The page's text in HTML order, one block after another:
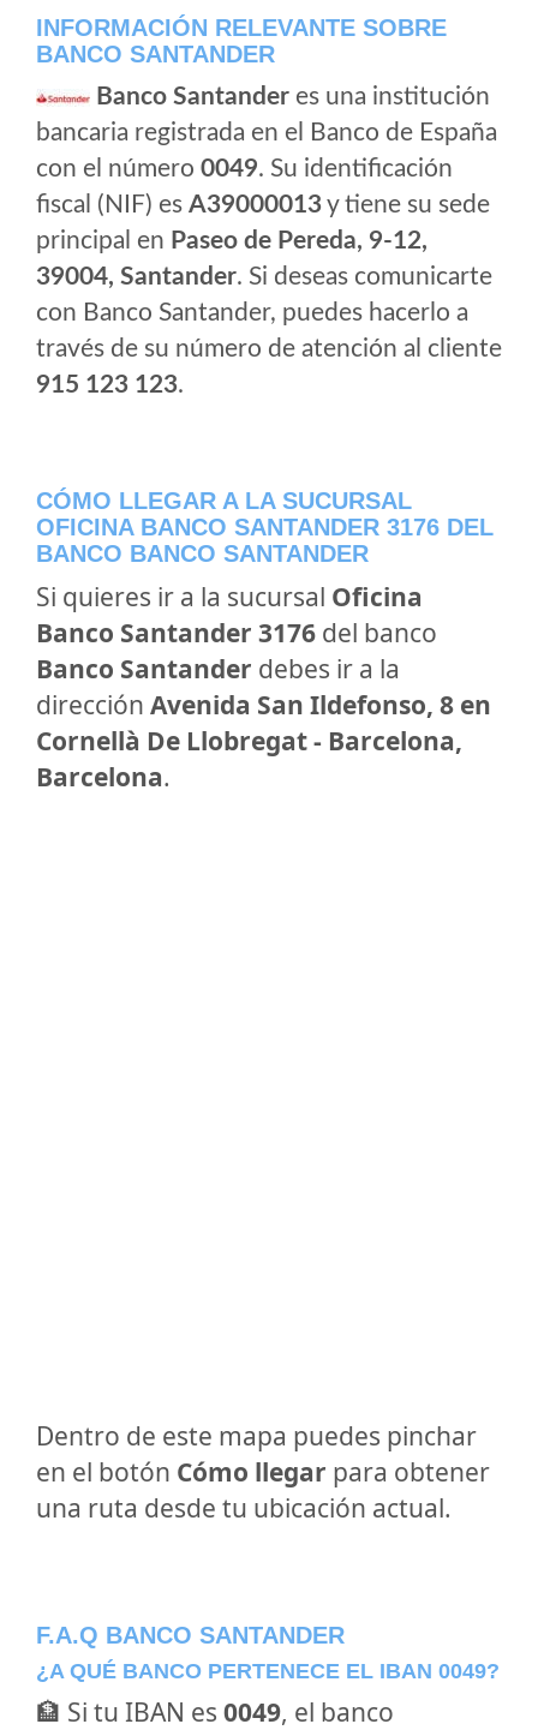
INFORMACIÓN RELEVANTE SOBRE
BANCO SANTANDER
Banco Santander es una institución
bancaria registrada en el Banco de España
con el número 0049. Su identificación
fiscal (NIF) es A39000013y tiene su sede
principal en Paseo de Pereda, 9-12,
39004, Santander. Si deseas comunicarte
con Banco Santander, puedes hacerlo a
través de su número de atención al cliente
915 123 123.
CÓMO LLEGAR A LA SUCURSAL
OFICINA BANCO SANTANDER 3176 DEL
BANCO BANCO SANTANDER
Si quieres ir a la sucursal Oficina
Banco Santander 3176 del banco
Banco Santander debes ir a la
dirección Avenida San Ildefonso, 8 en
Cornellà De Llobregat - Barcelona,
Barcelona.
Dentro de este mapa puedes pinchar
en el botón Cómo llegar para obtener
una ruta desde tu ubicación actual.
F.A.Q BANCO SANTANDER
¿A QUÉ BANCO PERTENECE EL IBAN 0049?
🏦 Si tu IBAN es 0049, el banco